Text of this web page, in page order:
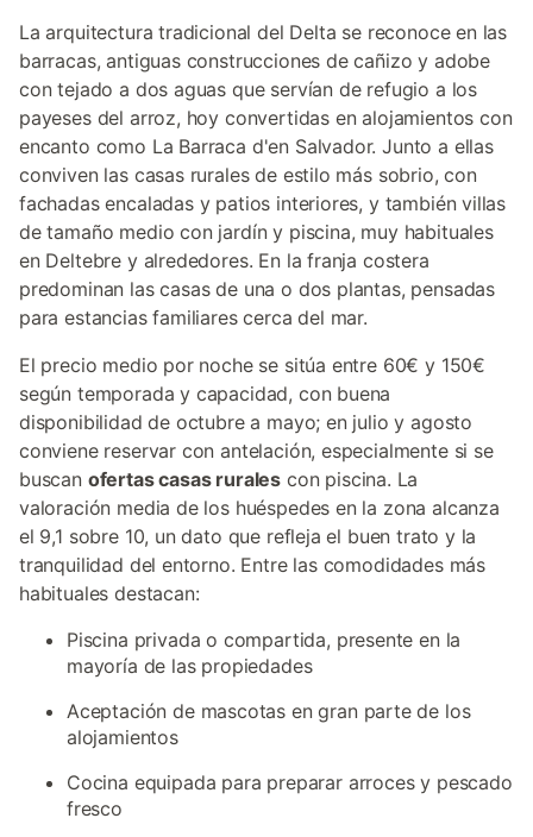
La arquitectura tradicional del Delta se reconoce en las
barracas, antiguas construcciones de cañizo y adobe
con tejado a dos aguas que servían de refugio a los
payeses del arroz, hoy convertidas en alojamientos con
encanto como La Barraca d'en Salvador. Junto a ellas
conviven las casas rurales de estilo más sobrio, con
fachadas encaladas y patios interiores, y también villas
de tamaño medio con jardín y piscina, muy habituales
en Deltebre y alrededores. En la franja costera
predominan las casas de una o dos plantas, pensadas
para estancias familiares cerca del mar.
El precio medio por noche se sitúa entre 60€ y 150€
según temporada y capacidad, con buena
disponibilidad de octubre a mayo; en julio y agosto
conviene reservar con antelación, especialmente si se
buscan ofertas casas rurales con piscina. La
valoración media de los huéspedes en la zona alcanza
el 9,1 sobre 10, un dato que refleja el buen trato y la
tranquilidad del entorno. Entre las comodidades más
habituales destacan:
Piscina privada o compartida, presente en la
mayoría de las propiedades
Aceptación de mascotas en gran parte de los
alojamientos
Cocina equipada para preparar arroces y pescado
fresco